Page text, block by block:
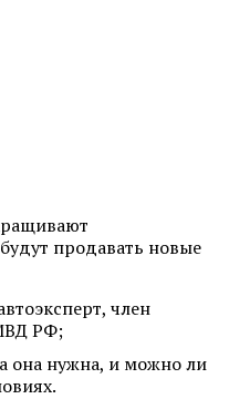
продавать новые
член
РФ;
она нужна, и можно ли